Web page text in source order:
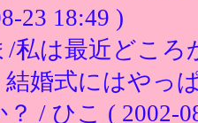
23 18:49 )
/私は最近どこ
結婚式にはや
/ ひこ ( 2002-